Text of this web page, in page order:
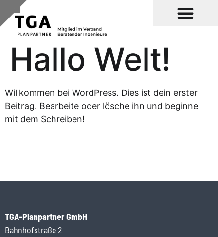
Hallo Welt!
Willkommen bei WordPress. Dies ist dein erster
Beitrag. Bearbeite oder lösche ihn und beginne
mit dem Schreiben!
TGA-Planpartner GmbH
Bahnhofstraße 2